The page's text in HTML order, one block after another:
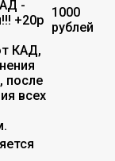
-
+20р
КАД,
после
всех
1000
рублей